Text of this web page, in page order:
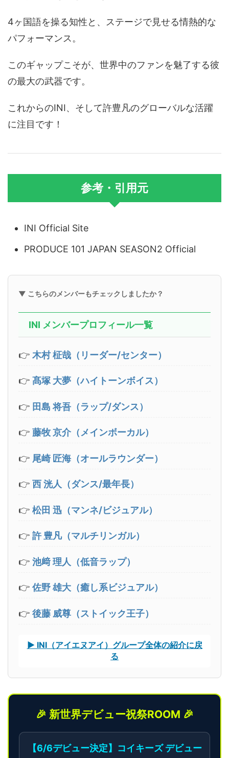
4ヶ国語を操る知性と、ステージで見せる情熱的な
パフォーマンス。
このギャップこそが、世界中のファンを魅了する彼
の最大の武器です。
これからのINI、そして許豊凡のグローバルな活躍
に注目です！
参考・引用元
INI Official Site
PRODUCE 101 JAPAN SEASON2 Official
▼ こちらのメンバーもチェックしましたか？
INI メンバープロフィール一覧
👉 木村 柾哉（リーダー/センター）
👉 髙塚 大夢（ハイトーンボイス）
👉 田島 将吾（ラップ/ダンス）
👉 藤牧 京介（メインボーカル）
👉 尾崎 匠海（オールラウンダー）
👉 西 洸人（ダンス/最年長）
👉 松田 迅（マンネ/ビジュアル）
👉 許 豊凡（マルチリンガル）
👉 池﨑 理人（低音ラップ）
👉 佐野 雄大（癒し系ビジュアル）
👉 後藤 威尊（ストイック王子）
▶ INI（アイエヌアイ）グループ全体の紹介に戻
る
🎉 新世界デビュー祝祭ROOM 🎉
【6/6デビュー決定】コイキーズ デビュー